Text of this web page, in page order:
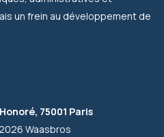
un frein au développement de
75001 Paris
Waasbros